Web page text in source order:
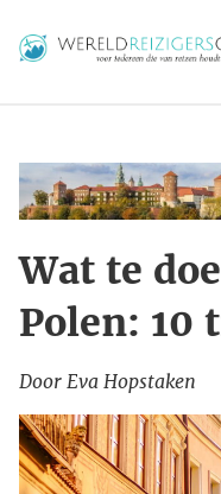
Wat te
Polen: 10
Door Eva Hopstaken